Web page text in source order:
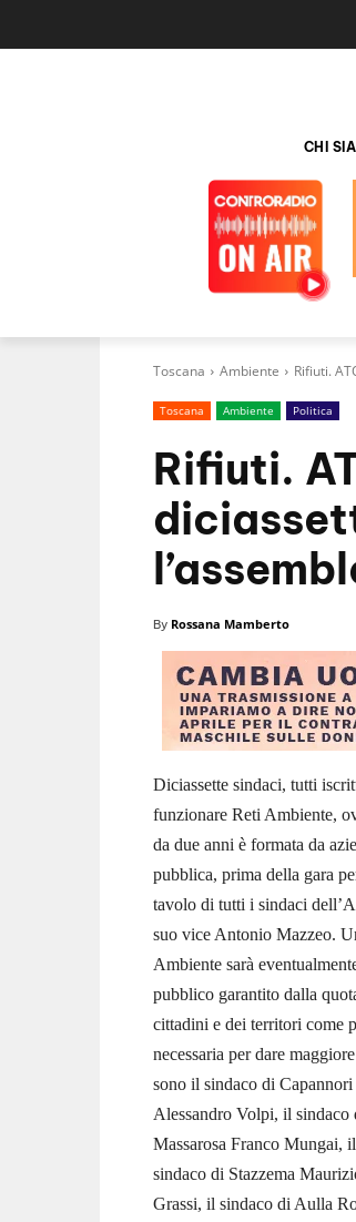
CHI
Toscana Ambiente Rifiuti.
Toscana Ambiente Politica
Rifiuti.
By Rossana Mamberto
Diciassette sindaci, tutti
funzionare Reti Ambiente,
da due anni è formata da
pubblica, prima della gara
tavolo di tutti i sindaci
suo vice Antonio Mazzeo.
Ambiente sarà
pubblico garantito dalla
cittadini e dei territori come
necessaria per dare
sono il sindaco di
Alessandro Volpi, il
Massarosa Franco Mungai,
sindaco di Stazzema
Grassi, il sindaco di Aulla